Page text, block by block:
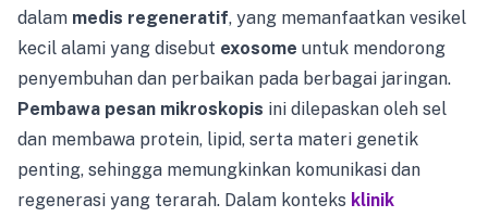
dalam medis regeneratif, yang memanfaatkan vesikel
kecil alami yang disebut exosome untuk mendorong
penyembuhan dan perbaikan pada berbagai jaringan.
Pembawa pesan mikroskopis ini dilepaskan oleh sel
dan membawa protein, lipid, serta materi genetik
penting, sehingga memungkinkan komunikasi dan
regenerasi yang terarah. Dalam konteks klinik